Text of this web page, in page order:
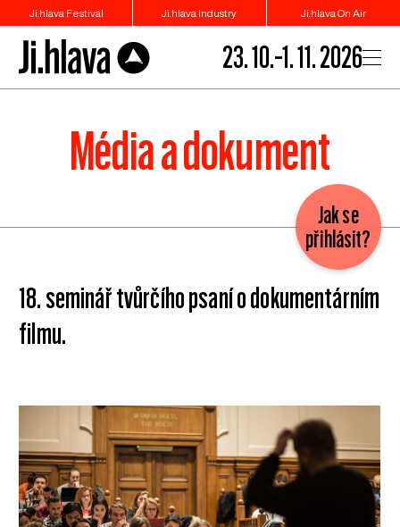
Ji.hlava Festival Ji.hlava Industry Ji.hlava On Air
23. 10.–1. 11. 2026
Média a dokument
Jak se
přihlásit?
18. seminář tvůrčího psaní o dokumentárním
filmu.